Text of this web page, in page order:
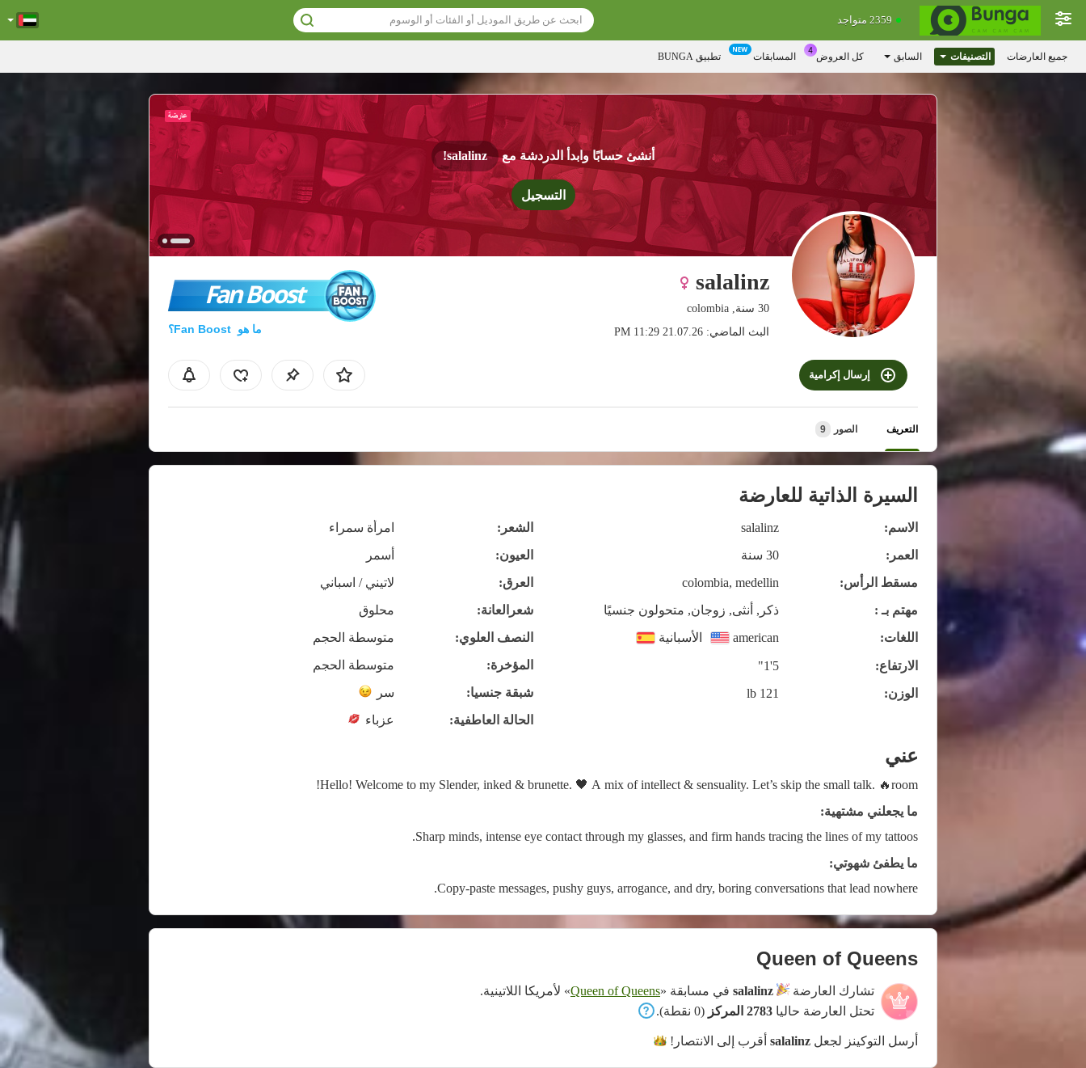
2359 متواجد
جميع العارضات التصنيفات السابق كل العروض المسابقات تطبيق BUNGA
أنشئ حسابًا وابدأ الدردشة مع salalinz!
التسجيل
salalinz
30 سنة, colombia
البث الماضي: 21.07.26 11:29 PM
Fan Boost
ما هو Fan Boost؟
إرسال إكرامية
التعريف الصور 9
السيرة الذاتية للعارضة
الاسم:
salalinz
العمر:
30 سنة
مسقط الرأس:
colombia, medellin
مهتم بـ :
ذكر, أنثى, زوجان, متحولون جنسيًا
اللغات:
american الأسبانية
الارتفاع:
5'1"
الوزن:
121 lb
الشعر:
امرأة سمراء
العيون:
أسمر
العرق:
لاتيني / اسباني
شعرالعانة:
محلوق
النصف العلوي:
متوسطة الحجم
المؤخرة:
متوسطة الحجم
شبقة جنسيا:
سر
الحالة العاطفية:
عزباء
عني
Hello! Welcome to my Slender, inked & brunette. 🖤 A mix of intellect & sensuality. Let’s skip the small talk. 🔥room!
ما يجعلني مشتهية:
Sharp minds, intense eye contact through my glasses, and firm hands tracing the lines of my tattoos.
ما يطفئ شهوتي:
Copy-paste messages, pushy guys, arrogance, and dry, boring conversations that lead nowhere.
Queen of Queens
تشارك العارضة salalinz في مسابقة «Queen of Queens» لأمريكا اللاتينية.
تحتل العارضة حاليا 2783 المركز (0 نقطة).
أرسل التوكينز لجعل salalinz أقرب إلى الانتصار!